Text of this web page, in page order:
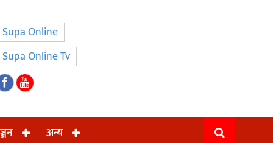
Supa Online
Supa Online Tv
अन्य